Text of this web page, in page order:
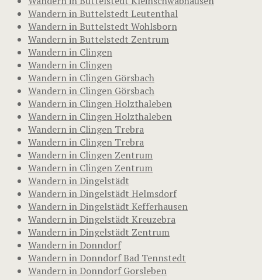
Wandern in Buttelstedt Leutenthal
Wandern in Buttelstedt Wohlsborn
Wandern in Buttelstedt Zentrum
Wandern in Clingen
Wandern in Clingen
Wandern in Clingen Görsbach
Wandern in Clingen Görsbach
Wandern in Clingen Holzthaleben
Wandern in Clingen Holzthaleben
Wandern in Clingen Trebra
Wandern in Clingen Trebra
Wandern in Clingen Zentrum
Wandern in Clingen Zentrum
Wandern in Dingelstädt
Wandern in Dingelstädt Helmsdorf
Wandern in Dingelstädt Kefferhausen
Wandern in Dingelstädt Kreuzebra
Wandern in Dingelstädt Zentrum
Wandern in Donndorf
Wandern in Donndorf Bad Tennstedt
Wandern in Donndorf Gorsleben